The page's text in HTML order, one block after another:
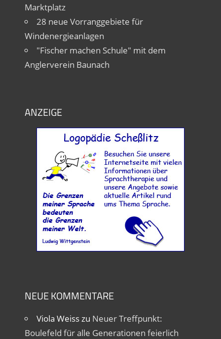
Marktplatz
28 neue Vorranggebiete für
Windenergieanlagen
"Fischer machen Schule" mit dem
Anglerverein Baunach
ANZEIGE
NEUE KOMMENTARE
Viola Weisszu Neuer Treffpunkt:
Boulefeld für alle Generationen feierlich